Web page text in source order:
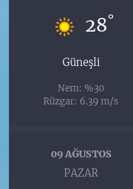
28°
Güneşli
Nem: %30
Rüzgar: 6.39 m/s
09 AĞUSTOS
PAZAR